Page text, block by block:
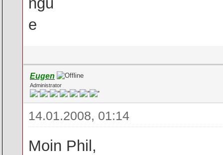
Eugen
Administrator
14.01.2008, 01:14
Moin Phil,